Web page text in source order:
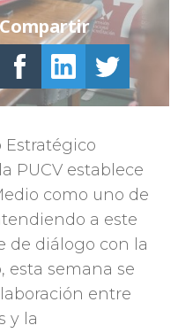
Estratégico
PUCV establece
como uno de
a este
de diálogo con la
esta semana se
entre
y la
Compartir